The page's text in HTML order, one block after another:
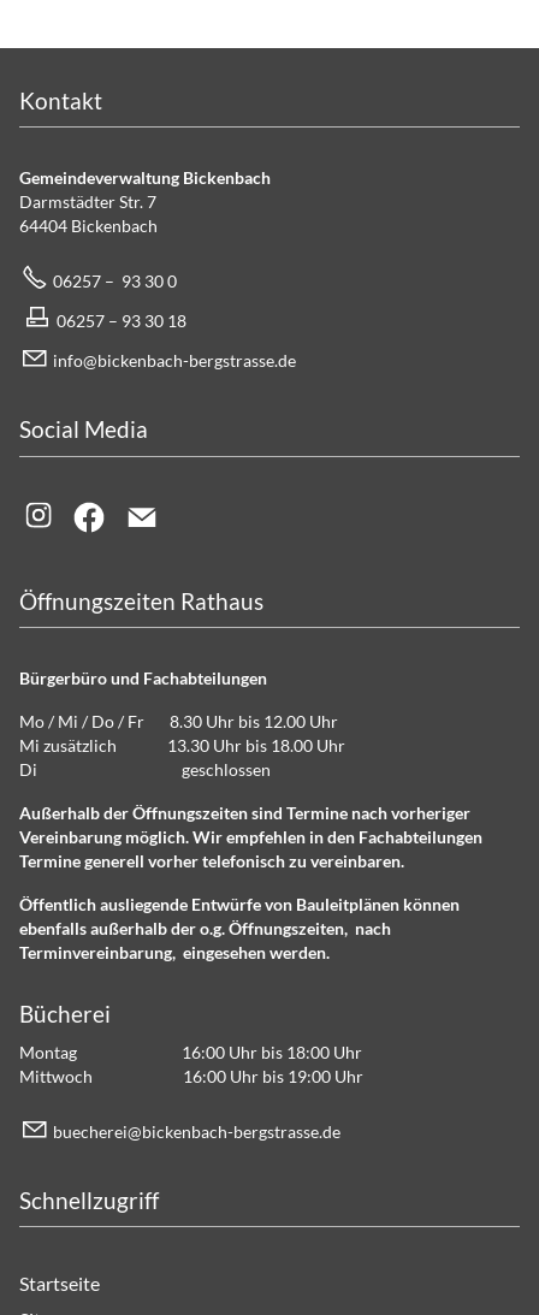
Kontakt
Gemeindeverwaltung Bickenbach
Darmstädter Str. 7
64404 Bickenbach
06257 – 93 30 0
06257 – 93 30 18
info@bickenbach-bergstrasse.de
Social Media
Öffnungszeiten Rathaus
Bürgerbüro und Fachabteilungen
Mo / Mi / Do / Fr 8.30 Uhr bis 12.00 Uhr
Mi zusätzlich 13.30 Uhr bis 18.00 Uhr
Di geschlossen
Außerhalb der Öffnungszeiten sind Termine nach vorheriger
Vereinbarung möglich. Wir empfehlen in den Fachabteilungen
Termine generell vorher telefonisch zu vereinbaren.
Öffentlich ausliegende Entwürfe von Bauleitplänen können
ebenfalls außerhalb der o.g. Öffnungszeiten, nach
Terminvereinbarung, eingesehen werden.
Bücherei
Montag 16:00 Uhr bis 18:00 Uhr
Mittwoch 16:00 Uhr bis 19:00 Uhr
b ch r b ck nb ch-b rgstr ss d
Schnellzugriff
Startseite